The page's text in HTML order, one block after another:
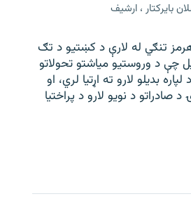
بایرکتار ، ارشیف
تنګي له لارې د کښتیو د تګ
چې د وروستیو میاشتو تحولاتو
بدیلو لارو ته اړتیا لري، او
صادراتو د نویو لارو د پراختیا